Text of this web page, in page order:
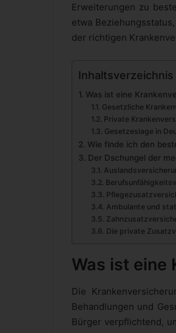
Erweiterungen zu
etwa
der richtigen
Inhaltsverzeichnis
Was ist eine
Gesetzliche
Private
Gesetzeslage in
Wie finde ich den
Der Dschungel der
Ambulante und
Die private
Was ist eine
Die
Behandlungen und
Bürger verpflichtend,